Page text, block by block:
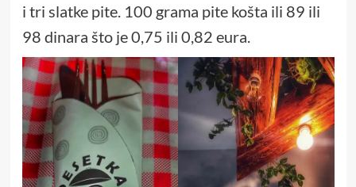
i tri slatke pite. 100 grama pite košta ili 89 ili
98 dinara što je 0,75 ili 0,82 eura.